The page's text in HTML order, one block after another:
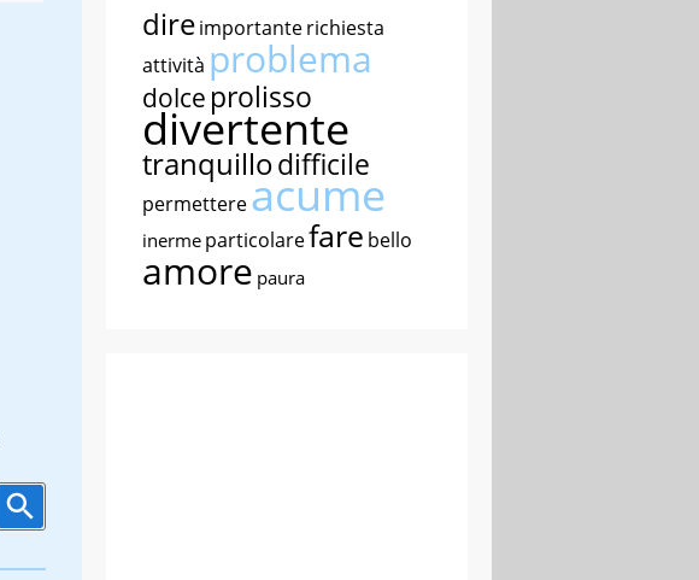
direimportanterichiesta
attività problema
dolce prolisso
divertente
tranquillodifficile
permettereacume
inerme particolarefare bello
amore paura